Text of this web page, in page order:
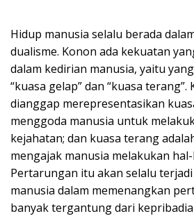
Hidup manusia selalu berada
dualisme. Konon ada kekuatan
dalam kedirian manusia, yaitu
“kuasa gelap” dan “kuasa terang”.
dianggap merepresentasikan
menggoda manusia untuk
kejahatan; dan kuasa terang
mengajak manusia melakukan
Pertarungan itu akan selalu
manusia dalam memenangkan
banyak tergantung dari